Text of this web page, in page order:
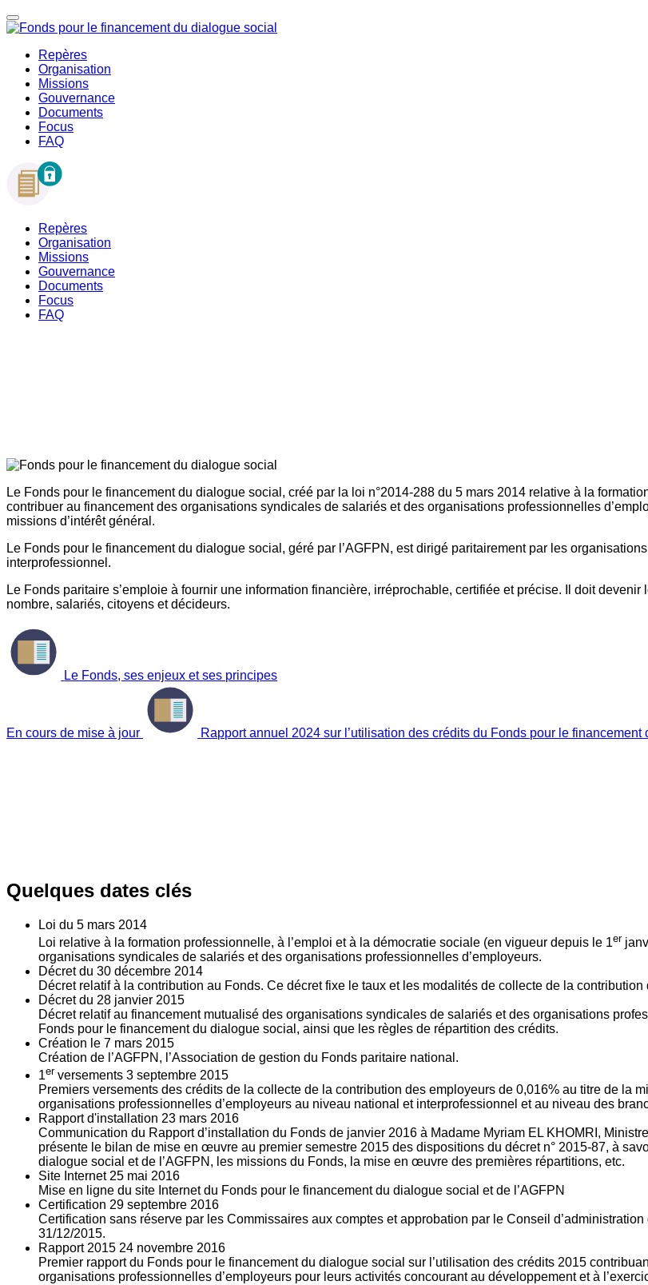
Repères
Organisation
Missions
Gouvernance
Documents
Focus
FAQ
Repères
Organisation
Missions
Gouvernance
Documents
Focus
FAQ
Le Fonds pour le financement du dialogue social, créé par la loi n°2014-288 du 5 mars 2014 relative à la
contribuer au financement des organisations syndicales de salariés et des organisations professionnelles
missions d’intérêt général.
Le Fonds pour le financement du dialogue social, géré par l’AGFPN, est dirigé paritairement par les
interprofessionnel.
Le Fonds paritaire s’emploie à fournir une information financière, irréprochable, certifiée et précise. Il doit
nombre, salariés, citoyens et décideurs.
Le Fonds, ses enjeux et ses principes
En cours de mise à jour Rapport annuel 2024 sur l’utilisation des crédits du Fonds pour le financement
Quelques dates clés
Loi du 5 mars 2014
Loi relative à la formation professionnelle, à l’emploi et à la démocratie sociale (en vigueur depuis le 1er
organisations syndicales de salariés et des organisations professionnelles d’employeurs.
Décret du 30 décembre 2014
Décret relatif à la contribution au Fonds. Ce décret fixe le taux et les modalités de collecte de la
Décret du 28 janvier 2015
Décret relatif au financement mutualisé des organisations syndicales de salariés et des organisations
Fonds pour le financement du dialogue social, ainsi que les règles de répartition des crédits.
Création le 7 mars 2015
Création de l’AGFPN, l’Association de gestion du Fonds paritaire national.
1er versements 3 septembre 2015
Premiers versements des crédits de la collecte de la contribution des employeurs de 0,016% au titre de la
organisations professionnelles d’employeurs au niveau national et interprofessionnel et au niveau des
Rapport d'installation 23 mars 2016
Communication du Rapport d’installation du Fonds de janvier 2016 à Madame Myriam EL KHOMRI,
présente le bilan de mise en œuvre au premier semestre 2015 des dispositions du décret n° 2015-87, à
dialogue social et de l’AGFPN, les missions du Fonds, la mise en œuvre des premières répartitions, etc.
Site Internet 25 mai 2016
Mise en ligne du site Internet du Fonds pour le financement du dialogue social et de l’AGFPN
Certification 29 septembre 2016
Certification sans réserve par les Commissaires aux comptes et approbation par le Conseil
31/12/2015.
Rapport 2015 24 novembre 2016
Premier rapport du Fonds pour le financement du dialogue social sur l’utilisation des crédits 2015
organisations professionnelles d’employeurs pour leurs activités concourant au développement et à